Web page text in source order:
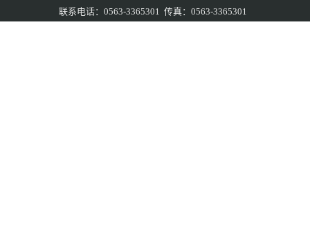
联系电话：0563-3365301 传真：0563-3365301